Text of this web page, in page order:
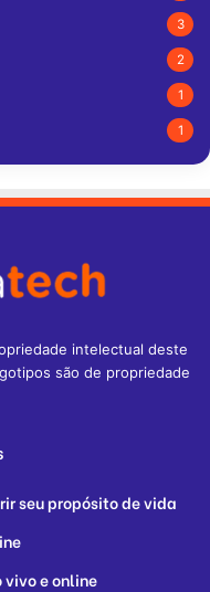
3
2
1
1
intelectual deste
são de propriedade
seu propósito de vida
e online